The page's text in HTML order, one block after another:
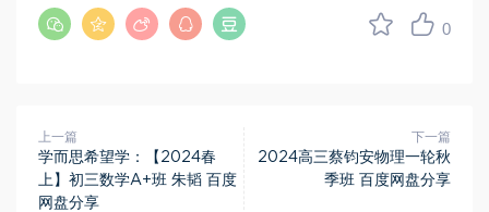
0
上一篇
学而思希望学：【2024春
上】初三数学A+班 朱韬 百度
网盘分享
下一篇
2024高三蔡钧安物理一轮秋
季班 百度网盘分享